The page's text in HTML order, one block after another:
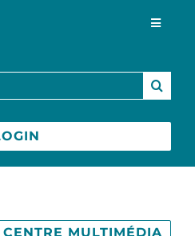
Toggle
MULTIMÉDIA